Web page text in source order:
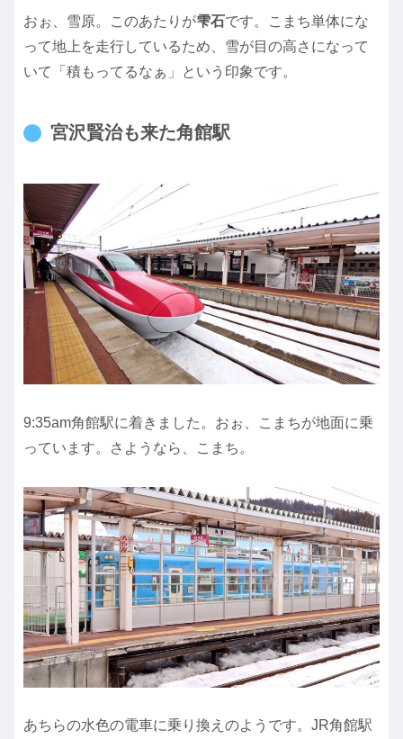
おぉ、雪原。このあたりが雫石です。こまち単体にな
って地上を走行しているため、雪が目の高さになって
いて「積もってるなぁ」という印象です。
宮沢賢治も来た角館駅
9:35am角館駅に着きました。おぉ、こまちが地面に乗
っています。さようなら、こまち。
あちらの水色の電車に乗り換えのようです。JR角館駅